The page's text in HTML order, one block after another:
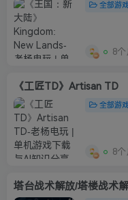
全部游
8个
《工匠TD》Artisan TD
全部游
8个
塔台战术解放/塔楼战术